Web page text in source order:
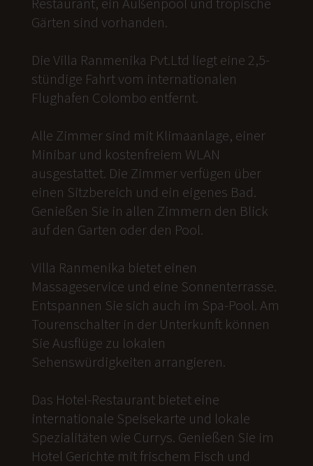
Gärten sind vorhanden.
Die Villa Ranmenika Pvt.Ltd liegt eine 2,5-
stündige Fahrt vom internationalen
Flughafen Colombo entfernt.
Alle Zimmer sind mit Klimaanlage, einer
Minibar und kostenfreiem WLAN
ausgestattet. Die Zimmer verfügen über
einen Sitzbereich und ein eigenes Bad.
Genießen Sie in allen Zimmern den Blick
auf den Garten oder den Pool.
Villa Ranmenika bietet einen
Massageservice und eine Sonnenterrasse.
Entspannen Sie sich auch im Spa-Pool. Am
Tourenschalter in der Unterkunft können
Sie Ausflüge zu lokalen
Sehenswürdigkeiten arrangieren.
Das Hotel-Restaurant bietet eine
internationale Speisekarte und lokale
Spezialitäten wie Currys. Genießen Sie im
Hotel Gerichte mit frischem Fisch und